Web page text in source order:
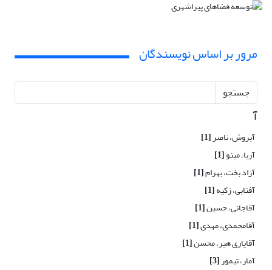
مرور بر اساس نویسندگان
جستجو
آ
آبروش، ناصر[1]
آریا، مینو[1]
آزاد بخت، بهرام[1]
آفتابی، زکیه[1]
آقاجانی، حسین[1]
آقامحمدی، مهدی[1]
آقایاری هیر، محسن[1]
آمار، تیمور[3]